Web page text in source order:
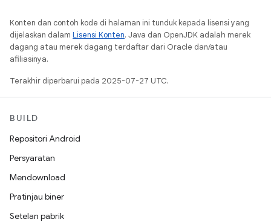
Konten dan contoh kode di halaman ini tunduk kepada lisensi yang
dijelaskan dalam Lisensi Konten. Java dan OpenJDK adalah merek
dagang atau merek dagang terdaftar dari Oracle dan/atau
afiliasinya.
Terakhir diperbarui pada 2025-07-27 UTC.
BUILD
Repositori Android
Persyaratan
Mendownload
Pratinjau biner
Setelan pabrik